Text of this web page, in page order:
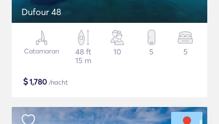
Dufour 48
Catamaran
48 ft
15 m
10 5 5
$1,780 /nacht